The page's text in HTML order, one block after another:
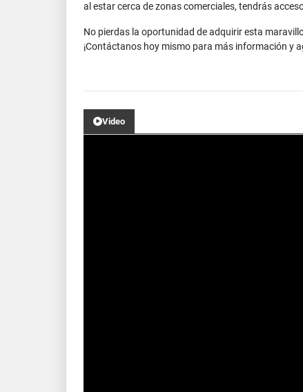
al estar cerca de zonas comerciales, tendrás
No pierdas la oportunidad de adquirir esta
¡Contáctanos hoy mismo para más información y
Video